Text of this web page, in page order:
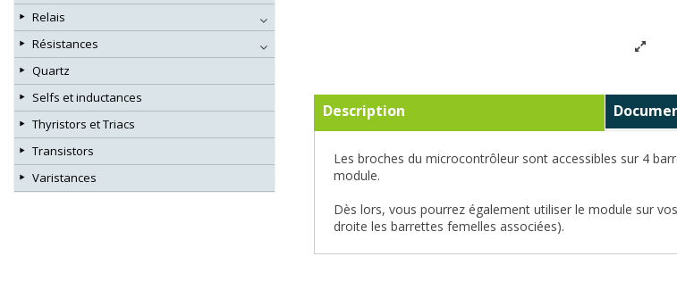
Description
Les broches du microcontrôleur sont accessibles sur 4
module.
Dès lors, vous pourrez également utiliser le module sur
droite les barrettes femelles associées).
Relais
Résistances
Quartz
Selfs et inductances
Thyristors et Triacs
Transistors
Varistances